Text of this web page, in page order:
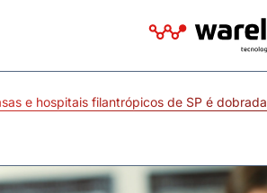
e hospitais filantrópicos de SP é dobrada